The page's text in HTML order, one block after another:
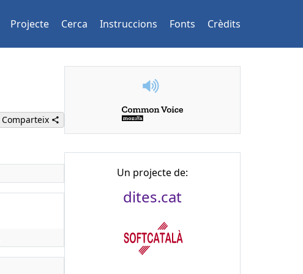
Projecte Cerca Instruccions Fonts Crèdits
Comparteix
Un projecte de:
dites.cat